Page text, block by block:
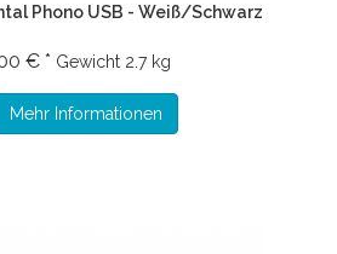
Phono USB - Weiß/Schwarz
€ * Gewicht 2.7 kg
Mehr Informationen